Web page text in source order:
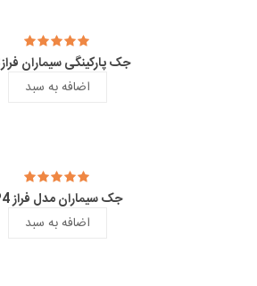
جک پارکینگی سیماران فراز4S
اضافه به سبد
جک سیماران مدل فراز P4
اضافه به سبد